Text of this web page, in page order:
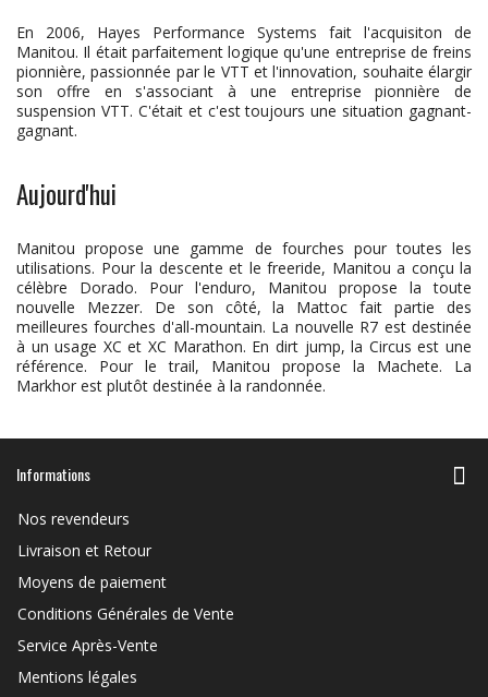
En 2006, Hayes Performance Systems fait l'acquisiton de
Manitou. Il était parfaitement logique qu'une entreprise de freins
pionnière, passionnée par le VTT et l'innovation, souhaite élargir
son offre en s'associant à une entreprise pionnière de
suspension VTT. C'était et c'est toujours une situation gagnant-
gagnant.
Aujourd'hui
Manitou propose une gamme de fourches pour toutes les
utilisations. Pour la descente et le freeride, Manitou a conçu la
célèbre Dorado. Pour l'enduro, Manitou propose la toute
nouvelle Mezzer. De son côté, la Mattoc fait partie des
meilleures fourches d'all-mountain. La nouvelle R7 est destinée
à un usage XC et XC Marathon. En dirt jump, la Circus est une
référence. Pour le trail, Manitou propose la Machete. La
Markhor est plutôt destinée à la randonnée.
Informations
Nos revendeurs
Livraison et Retour
Moyens de paiement
Conditions Générales de Vente
Service Après-Vente
Mentions légales